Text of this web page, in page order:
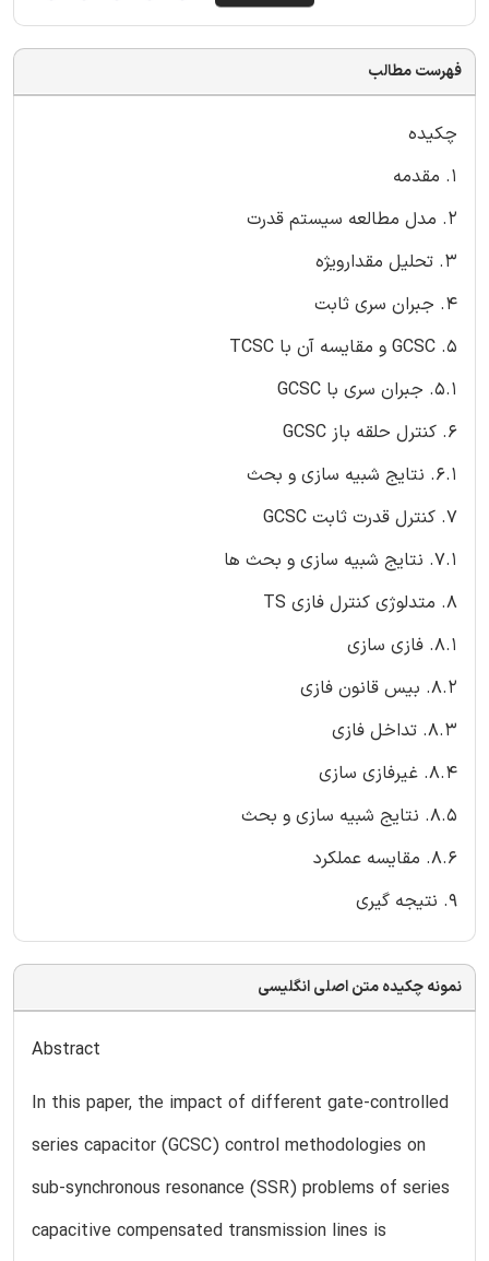
فهرست مطالب
چکیده
1. مقدمه
2. مدل مطالعه سیستم قدرت
3. تحلیل مقدارویژه
4. جبران سری ثابت
5. GCSC و مقایسه آن با TCSC
5.1. جبران سری با GCSC
6. کنترل حلقه باز GCSC
6.1. نتایج شبیه سازی و بحث
7. کنترل قدرت ثابت GCSC
7.1. نتایج شبیه سازی و بحث ها
8. متدلوژی کنترل فازی TS
8.1. فازی سازی
8.2. بیس قانون فازی
8.3. تداخل فازی
8.4. غیرفازی سازی
8.5. نتایج شبیه سازی و بحث
8.6. مقایسه عملکرد
9. نتیجه گیری
نمونه چکیده متن اصلی انگلیسی
Abstract
In this paper, the impact of different gate-controlled
series capacitor (GCSC) control methodologies on
sub-synchronous resonance (SSR) problems of series
capacitive compensated transmission lines is